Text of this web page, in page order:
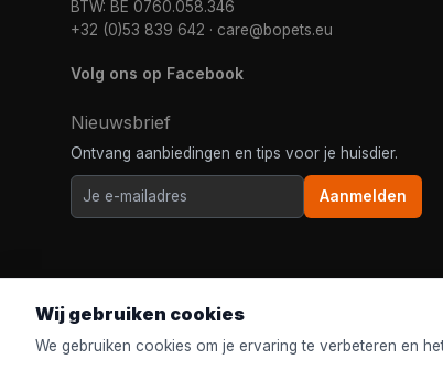
BTW: BE 0760.058.346
+32 (0)53 839 642 · care@bopets.eu
Volg ons op Facebook
Nieuwsbrief
Ontvang aanbiedingen en tips voor je huisdier.
Aanmelden
Wij gebruiken cookies
We gebruiken cookies om je ervaring te verbeteren en